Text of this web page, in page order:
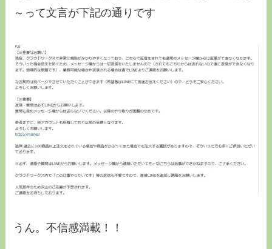
～って文言が下記の通りです
うん。不信感満載！！